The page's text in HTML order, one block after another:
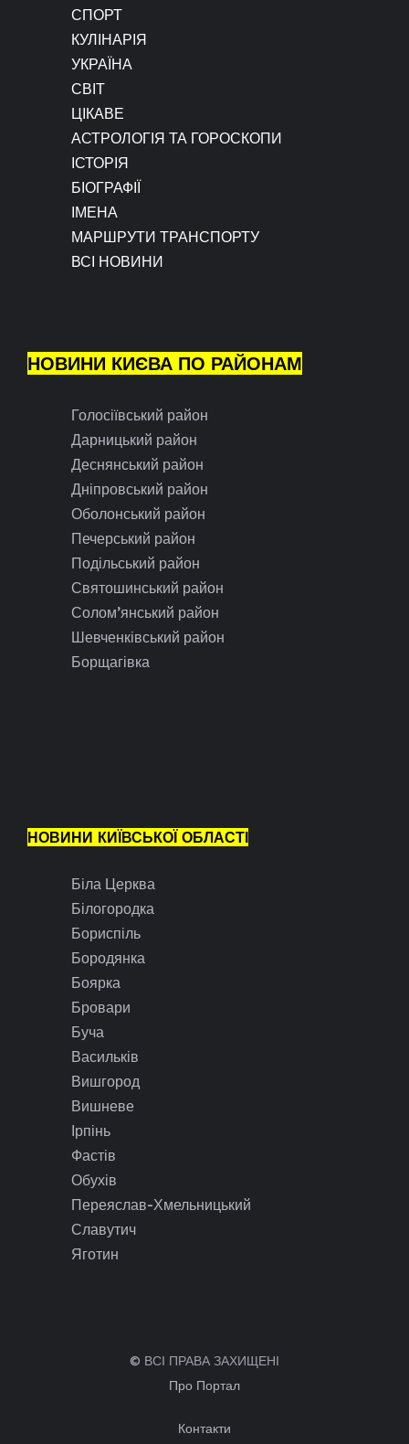
СПОРТ
КУЛІНАРІЯ
УКРАЇНА
СВІТ
ЦІКАВЕ
АСТРОЛОГІЯ ТА ГОРОСКОПИ
ІСТОРІЯ
БІОГРАФІЇ
ІМЕНА
МАРШРУТИ ТРАНСПОРТУ
ВСІ НОВИНИ
НОВИНИ КИЄВА ПО РАЙОНАМ
Голосіївський район
Дарницький район
Деснянський район
Дніпровський район
Оболонський район
Печерський район
Подільський район
Святошинський район
Солом’янський район
Шевченківський район
Борщагівка
НОВИНИ КИЇВСЬКОЇ ОБЛАСТІ
Біла Церква
Білогородка
Бориспіль
Бородянка
Боярка
Бровари
Буча
Васильків
Вишгород
Вишневе
Ірпінь
Фастів
Обухів
Переяслав-Хмельницький
Славутич
Яготин
© ВСІ ПРАВА ЗАХИЩЕНІ
Про Портал
Контакти